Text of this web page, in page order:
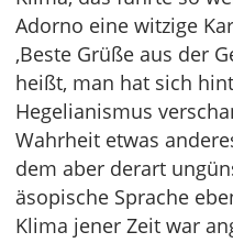
Adorno eine witzige
‚Beste Grüße aus der
heißt, man hat sich
Hegelianismus
Wahrheit etwas
dem aber derart
äsopische Sprache
Klima jener Zeit war